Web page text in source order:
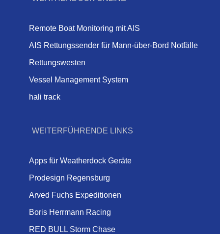
Remote Boat Monitoring mit AIS
AIS Rettungssender für Mann-über-Bord Notfälle
Rettungswesten
Vessel Management System
hali track
WEITERFÜHRENDE LINKS
Apps für Weatherdock Geräte
Prodesign Regensburg
Arved Fuchs Expeditionen
Boris Herrmann Racing
RED BULL Storm Chase